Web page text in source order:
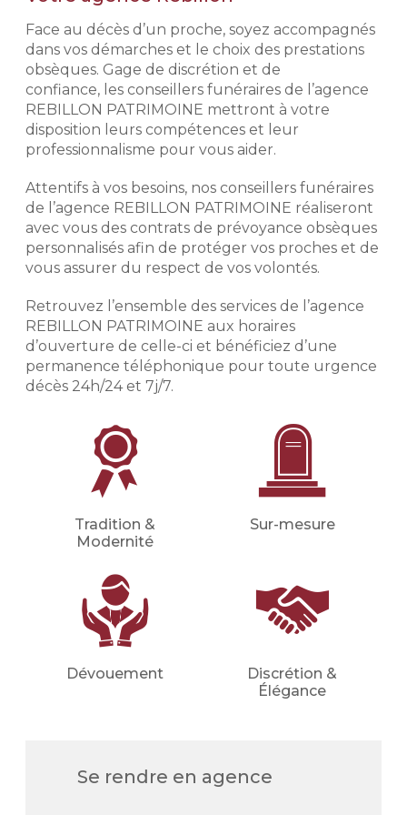
2 novembre 2026 pour l’achat d’un
monument neuf, hors pose, hors
semelle, hors gravure, dans la limite
des stocks disponibles de
monuments et de la disponibilité des
granits. Remise d’un montant
maximum de 4 000 € TTC. Voir
conditions de l’offre en agence et
Demander un devis
marbrerie
L’exigence Rebillon
Notre histoire repose sur
l'expérience de nos conseillers
funéraires. Exigeants, discrets et
respectueux, ils mettent leur
professionnalisme à votre service
afin de déterminer avec vous votre
aborder votre démarche de
prévoyance obsèques.
Préparer l'organisation des
obsèques
les prestations qui vont venir
composer l'hommage. Pour des
prestations d'excellence et une prise
en charge de qualité, nous
établissons avec vous les obsèques
(inhumation, crémation, cérémonie
civile ou religieuse, convoi, fleurs,
etc.).
Financer les obsèques
Financer vos obsèques par
anticipation afin de protéger vos
Votre conseiller en prévoyance
obsèques déterminera avec vous le
montant du capital nécessaire et les
meilleures mensualités adaptées à
etc.).
Face au décès d’un proche, soyez accompagnés
dans vos démarches et le choix des prestations
obsèques. Gage de discrétion et de
confiance, les conseillers funéraires de l’agence
REBILLON PATRIMOINE mettront à votre
disposition leurs compétences et leur
professionnalisme pour vous aider.
Attentifs à vos besoins, nos conseillers funéraires
de l’agence REBILLON PATRIMOINE réaliseront
avec vous des contrats de prévoyance obsèques
personnalisés afin de protéger vos proches et de
vous assurer du respect de vos volontés.
Retrouvez l’ensemble des services de l’agence
REBILLON PATRIMOINE aux horaires
d’ouverture de celle-ci et bénéficiez d’une
permanence téléphonique pour toute urgence
décès 24h/24 et 7j/7.
Tradition &
Modernité
Sur-mesure
Dévouement
Discrétion &
Élégance
Se rendre en agence